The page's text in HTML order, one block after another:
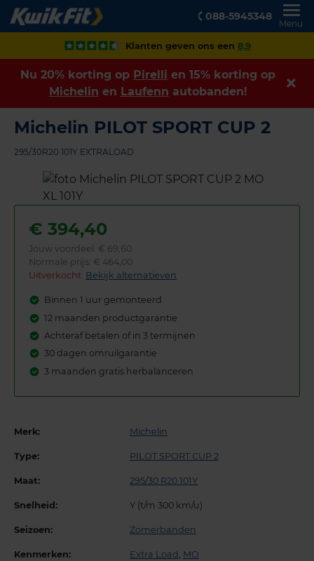
088-5945348
Menu
Klanten geven ons een 8,9
Nu 20% korting op Pirelli en 15% korting op
Michelin en Laufenn autobanden!
Michelin PILOT SPORT CUP 2
295/30R20 101Y EXTRALOAD
€ 394,40
Jouw voordeel: € 69,60
Normale prijs: € 464,00
Uitverkocht: Bekijk alternatieven
Binnen 1 uur gemonteerd
12 maanden productgarantie
Achteraf betalen of in 3 termijnen
30 dagen omruilgarantie
3 maanden gratis herbalanceren
Merk: Michelin
Type: PILOT SPORT CUP 2
Maat: 295/30 R20 101Y
Snelheid: Y (t/m 300 km/u)
Seizoen: Zomerbanden
Kenmerken: Extra Load , MO